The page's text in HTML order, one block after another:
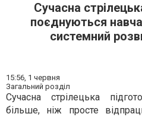
Сучасна
поєднуються
системний
15:56, 1 червня
Загальний розділ
Сучасна стрілецька
більше, ніж просте